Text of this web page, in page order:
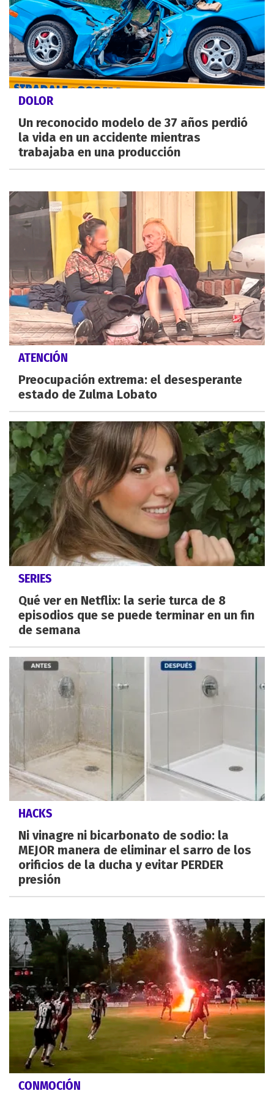
DOLOR
Un reconocido modelo de 37 años perdió
la vida en un accidente mientras
trabajaba en una producción
ATENCIÓN
Preocupación extrema: el desesperante
estado de Zulma Lobato
SERIES
Qué ver en Netflix: la serie turca de 8
episodios que se puede terminar en un fin
de semana
HACKS
Ni vinagre ni bicarbonato de sodio: la
MEJOR manera de eliminar el sarro de los
orificios de la ducha y evitar PERDER
presión
CONMOCIÓN